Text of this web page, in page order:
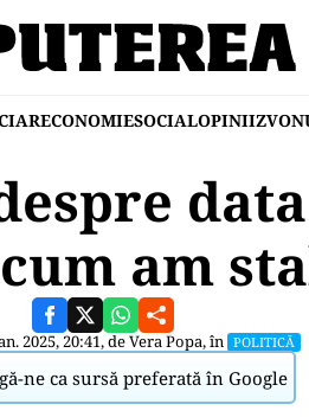
ECONOMIESOCIALOPINII
am
2025, 20:41, deVera Popa, în POLITICĂ
ne ca sursă preferată în Google